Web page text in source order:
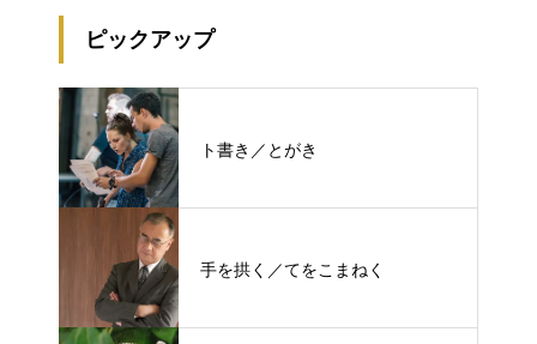
ピックアップ
ト書き／とがき
手を拱く／てをこまねく